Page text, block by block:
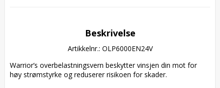
Beskrivelse
Artikkelnr.: OLP6000EN24V
Warrior’s overbelastningsvern beskytter vinsjen din mot for
høy strømstyrke og reduserer risikoen for skader.